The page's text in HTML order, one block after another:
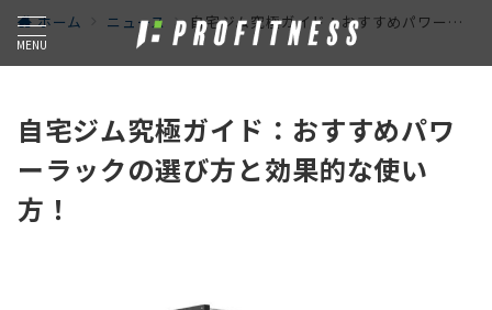
MENU
ホーム ニュース 自宅ジム究極ガイド：おすすめパワーラックの選び方と効果的な使い方！
自宅ジム究極ガイド：おすすめパワ
ーラックの選び方と効果的な使い
方！